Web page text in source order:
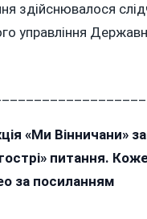
здійснювалося
управління
«Ми Вінничани»
питання.
за посиланням